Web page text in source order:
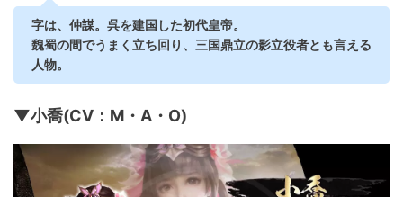
字は、仲謀。呉を建国した初代皇帝。
魏蜀の間でうまく立ち回り、三国鼎立の影立役者とも言える
人物。
▼小喬(CV：M・A・O)